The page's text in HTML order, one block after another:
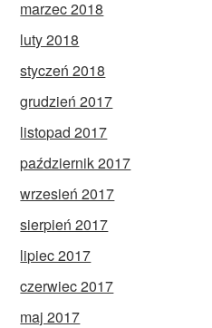
marzec 2018
luty 2018
styczeń 2018
grudzień 2017
listopad 2017
październik 2017
wrzesień 2017
sierpień 2017
lipiec 2017
czerwiec 2017
maj 2017